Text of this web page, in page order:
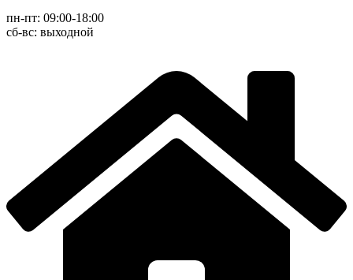
пн-пт: 09:00-18:00
cб-вс: выходной